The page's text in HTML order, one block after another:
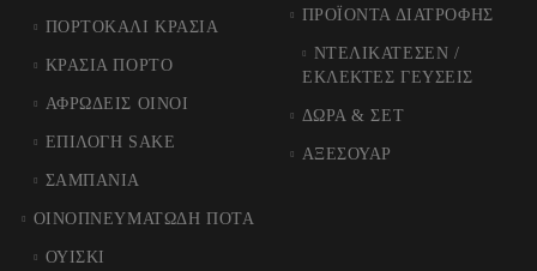
ΠΟΡΤΟΚΑΛΙ ΚΡΑΣΙΑ
ΚΡΑΣΙΑ ΠΟΡΤΟ
ΑΦΡΩΔΕΙΣ ΟΙΝΟΙ
ΕΠΙΛΟΓΗ SAKE
ΣΑΜΠΑΝΙΑ
ΟΙΝΟΠΝΕΥΜΑΤΩΔΗ ΠΟΤΑ
ΟΥΙΣΚΙ
ΠΡΟΪΟΝΤΑ ΔΙΑΤΡΟΦΗΣ
ΝΤΕΛΙΚΑΤΕΣΕΝ /
ΕΚΛΕΚΤΕΣ ΓΕΥΣΕΙΣ
ΔΩΡΑ & ΣΕΤ
ΑΞΕΣΟΥΑΡ